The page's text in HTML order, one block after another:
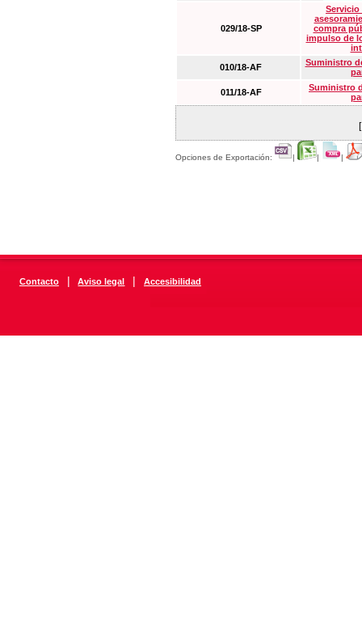
029/18-SP
Servicio
compra
impulso de
010/18-AF
Suministro
011/18-AF
Suministro
Opciones de Exportación: | | |
Contacto | Aviso legal | Accesibilidad